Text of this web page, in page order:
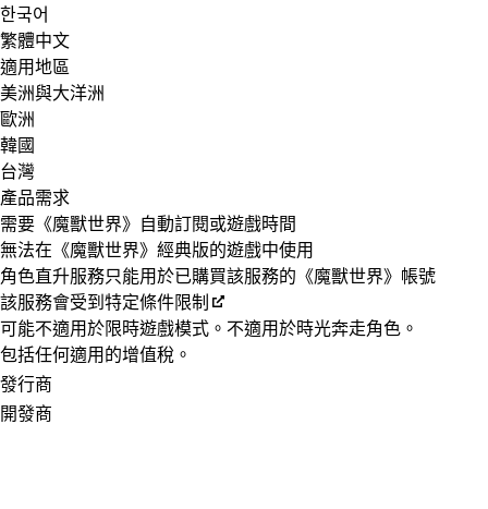
한국어
繁體中文
適用地區
美洲與大洋洲
歐洲
韓國
台灣
產品需求
需要《魔獸世界》自動訂閱或遊戲時間
無法在《魔獸世界》經典版的遊戲中使用
角色直升服務只能用於已購買該服務的《魔獸世界》帳號
該服務會受到特定條件限制
可能不適用於限時遊戲模式。不適用於時光奔走角色。
包括任何適用的增值稅。
發行商
開發商